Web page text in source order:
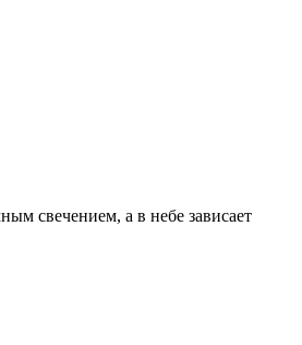
свечением, а в небе зависает